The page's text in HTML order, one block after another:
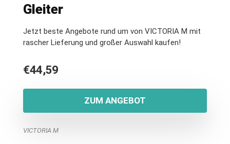
Gleiter
Jetzt beste Angebote rund um von VICTORIA M mit
rascher Lieferung und großer Auswahl kaufen!
€44,59
ZUM ANGEBOT
VICTORIA M